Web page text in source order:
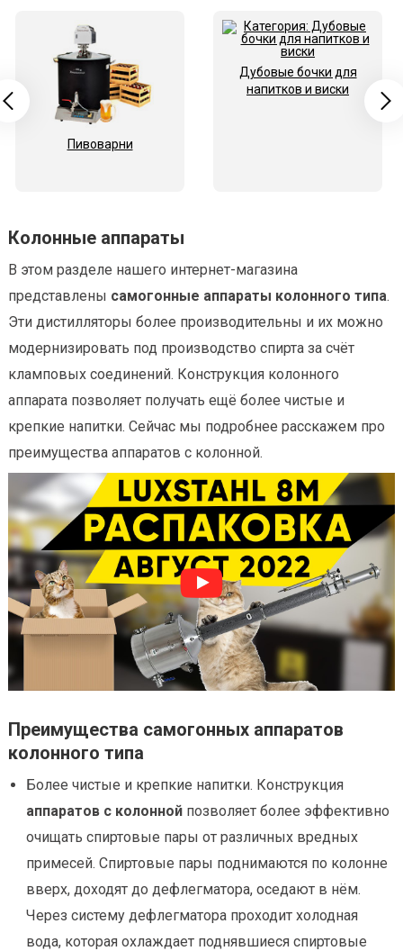
Пивоварни
Дубовые бочки для
напитков и виски
Колонные аппараты
В этом разделе нашего интернет-магазина
представлены самогонные аппараты колонного типа.
Эти дистилляторы более производительны и их можно
модернизировать под производство спирта за счёт
кламповых соединений. Конструкция колонного
аппарата позволяет получать ещё более чистые и
крепкие напитки. Сейчас мы подробнее расскажем про
преимущества аппаратов с колонной.
Преимущества самогонных аппаратов
колонного типа
Более чистые и крепкие напитки. Конструкция
аппаратов с колонной позволяет более эффективно
очищать спиртовые пары от различных вредных
примесей. Спиртовые пары поднимаются по колонне
вверх, доходят до дефлегматора, оседают в нём.
Через систему дефлегматора проходит холодная
вода, которая охлаждает поднявшиеся спиртовые